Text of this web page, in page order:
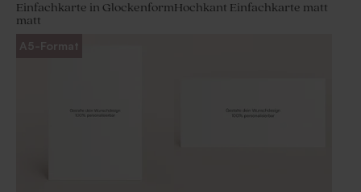
Einfachkarte in Glockenform
matt
Hochkant Einfachkarte matt
A5-Format